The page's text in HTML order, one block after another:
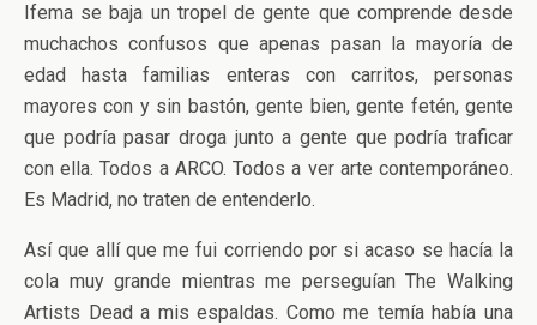
Ifema se baja un tropel de gente que comprende desde
muchachos confusos que apenas pasan la mayoría de
edad hasta familias enteras con carritos, personas
mayores con y sin bastón, gente bien, gente fetén, gente
que podría pasar droga junto a gente que podría traficar
con ella. Todos a ARCO. Todos a ver arte contemporáneo.
Es Madrid, no traten de entenderlo.
Así que allí que me fui corriendo por si acaso se hacía la
cola muy grande mientras me perseguían The Walking
Artists Dead a mis espaldas. Como me temía había una